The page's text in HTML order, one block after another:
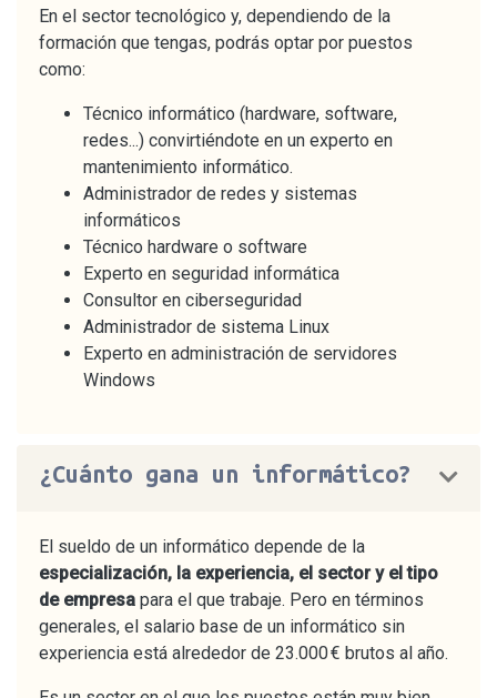
En el sector tecnológico y, dependiendo de la
formación que tengas, podrás optar por puestos
como:
Técnico informático (hardware, software,
redes...) convirtiéndote en un experto en
mantenimiento informático.
Administrador de redes y sistemas
informáticos
Técnico hardware o software
Experto en seguridad informática
Consultor en ciberseguridad
Administrador de sistema Linux
Experto en administración de servidores
Windows
¿Cuánto gana un informático?
El sueldo de un informático depende de la
especialización, la experiencia, el sector y el tipo
de empresa para el que trabaje. Pero en términos
generales, el salario base de un informático sin
experiencia está alrededor de 23.000 € brutos al año.